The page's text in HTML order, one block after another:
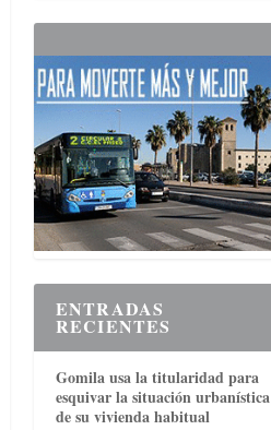
ENTRADAS
RECIENTES
Gomila usa la titularidad para
esquivar la situación urbanística
de su vivienda habitual